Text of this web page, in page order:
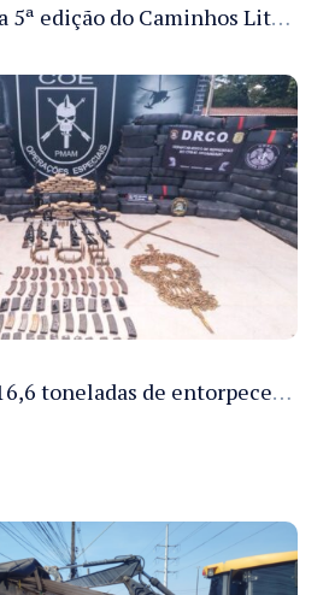
Sejusc participa da 5ª edição do Caminhos Literários com foco na cultura hip-hop nas unidades socioeducativas
PMAM apreende 16,6 toneladas de entorpecentes e registra aumento nas prisões em flagrante e nas capturas de foragidos no primeiro semestre de 2026